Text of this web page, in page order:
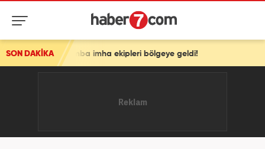
SON DAKİKA
imha ekipleri bölgeye geldi!